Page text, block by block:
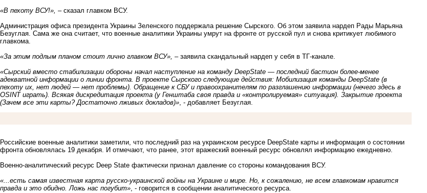
«В пехоту ВСУ!», – сказал главком ВСУ.
Администрация офиса президента Украины Зеленского поддержала решение Сырского. Об этом заявила нардеп Рады Марьяна
Безуглая. Сама же она считает, что военные аналитики Украины умрут на фронте от русской пул и снова критикует любимого
главкома.
«За этим подлым планом стоит лично главком ВСУ», – заявила скандальный нардеп у себя в ТГ-канале.
«Сырский вместо стабилизации обороны начал наступление на команду DeepState — последний бастион более-менее
адекватной информации о линии фронта. В проекте Сырского следующие действия: Мобилизация команды DeepState (в
пехоту их, нет людей — нет проблемы). Обращение к СБУ и правоохранителям по разглашению информации (нечего здесь в
OSINT играть). Всякая дискредитация проекта (у Генштаба своя правда и «контролируемая» ситуация). Закрытие проекта
(Зачем все эти карты? Достаточно лживых докладов)», - добавляет Безуглая.
Российские военные аналитики заметили, что последний раз на украинском ресурсе DeepState карты и информация о состоянии
фронта обновлялась 19 декабря. И отмечают, что ранее, этот вражеский военный ресурс обновлял информацию ежедневно.
Военно-аналитический ресурс Deep State фактически признал давление со стороны командования ВСУ.
«...есть самая известная карта русско-украинской войны на Украине и мире. Но, к сожалению, не всем главкомам нравится
правда и это обидно. Ложь нас погубит», - говорится в сообщении аналитического ресурса.